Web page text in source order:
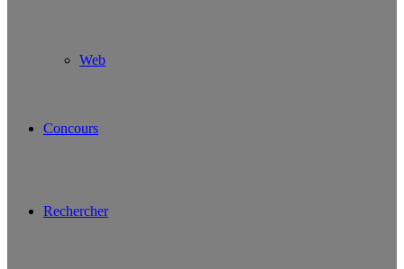
Web
Concours
Rechercher